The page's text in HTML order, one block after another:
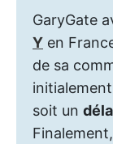
GaryGate
Y en
de sa
soit un